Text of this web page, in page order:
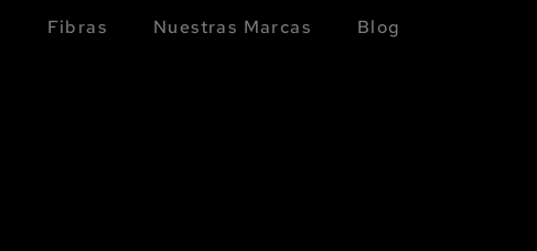
Fibras Nuestras Marcas
Blog